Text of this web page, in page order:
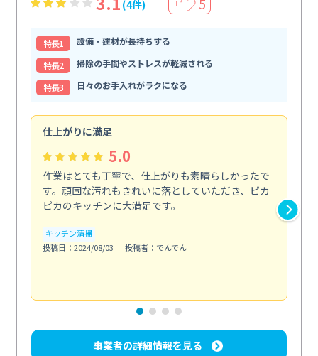
(4件) ＋ 5
特⻑1
設備・建材が長持ちする
特⻑2
掃除の手間やストレスが軽減される
特⻑3
日々のお手入れがラクになる
仕上がりに満足
5.0
作業はとても丁寧で、仕上がりも素晴らしかったで
す。頑固な汚れもきれいに落としていただき、ピカ
ピカのキッチンに大満足です。
キッチン清掃
投稿日：2024/08/03
投稿者：でんでん
事業者の詳細情報を見る